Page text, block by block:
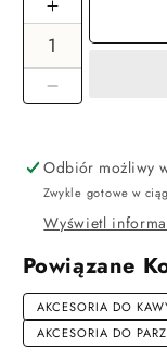
Zmniejsz
Kinto
Dripper
do
SCS
na
2
filiżanki
Zwiększ
ilość
dla
Kinto
kawy
SCS
na
filiżanki
Clear
Grey
Odbiór możliwy
Zwykle gotowe w
Wyświetl
Powiązane
AKCESORIA DO
AKCESORIA DO